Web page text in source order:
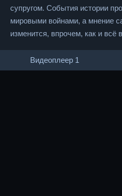
супругом. События истории
мировыми войнами, а мнение
изменится, впрочем, как и всё
Видеоплеер 1